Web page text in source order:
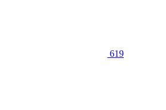
619